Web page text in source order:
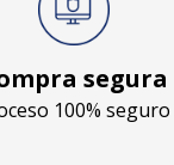
segura
100% seguro